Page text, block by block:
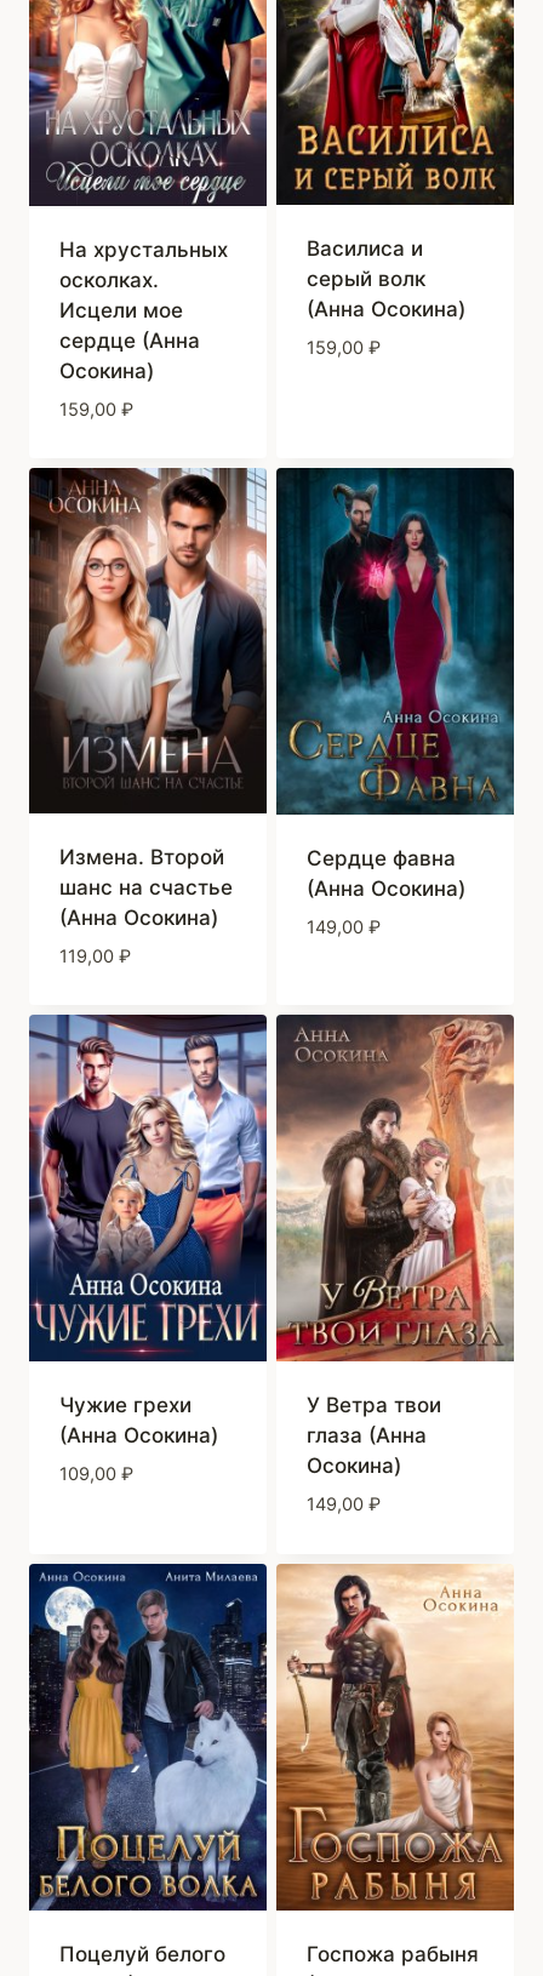
На хрустальных
осколках.
Исцели мое
сердце (Анна
Осокина)
159,00 ₽
Василиса и
серый волк
(Анна Осокина)
159,00 ₽
Измена. Второй
шанс на счастье
(Анна Осокина)
119,00 ₽
Сердце фавна
(Анна Осокина)
149,00 ₽
Чужие грехи
(Анна Осокина)
109,00 ₽
У Ветра твои
глаза (Анна
Осокина)
149,00 ₽
Поцелуй белого
Госпожа рабыня